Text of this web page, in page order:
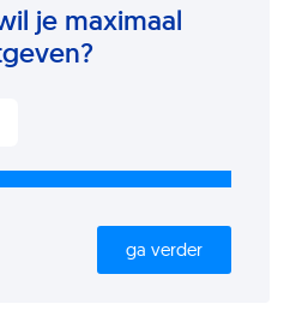
je maximaal
ga verder